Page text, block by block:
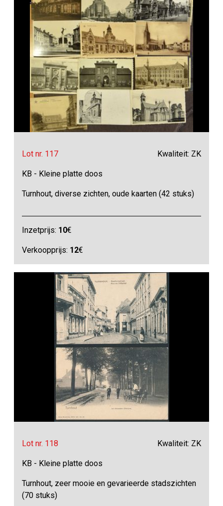
Lot nr. 117 Kwaliteit: ZK
KB - Kleine platte doos
Turnhout, diverse zichten, oude kaarten (42 stuks)
Inzetprijs: 10€
Verkoopprijs: 12€
Lot nr. 118 Kwaliteit: ZK
KB - Kleine platte doos
Turnhout, zeer mooie en gevarieerde stadszichten
(70 stuks)